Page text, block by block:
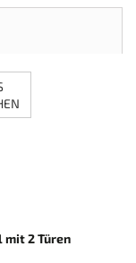
mit 2 Türen